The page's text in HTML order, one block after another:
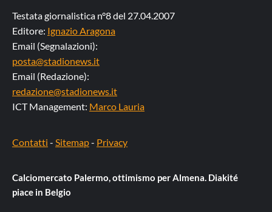
Testata giornalistica n°8 del 27.04.2007
Editore: Ignazio Aragona
Email (Segnalazioni):
posta@stadionews.it
Email (Redazione):
redazione@stadionews.it
ICT Management: Marco Lauria
Contatti - Sitemap- Privacy
Calciomercato Palermo, ottimismo per Almena. Diakité
piace in Belgio